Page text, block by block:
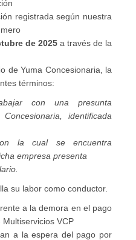
registrada según nuestra
de 2025 a través de la
de Yuma Concesionaria, la
términos:
con una presunta
identificada
la cual se encuentra
empresa presenta
su labor como conductor.
a la demora en el pago
VCP
a la espera del pago por